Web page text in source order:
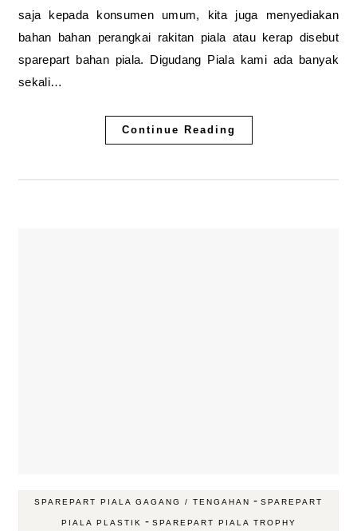
saja kepada konsumen umum, kita juga menyediakan
bahan bahan perangkai rakitan piala atau kerap disebut
sparepart bahan piala. Digudang Piala kami ada banyak
sekali…
Continue Reading
SPAREPART PIALA GAGANG / TENGAHAN - SPAREPART
PIALA PLASTIK - SPAREPART PIALA TROPHY